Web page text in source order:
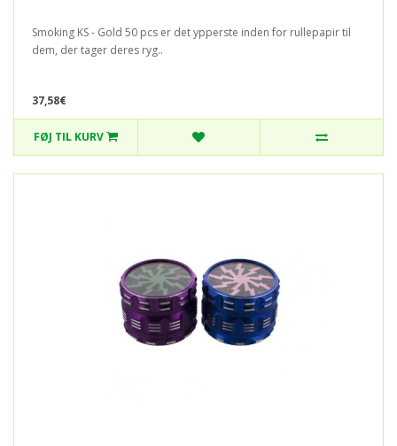
Smoking KS - Gold 50 pcs er det ypperste inden for rullepapir til
dem, der tager deres ryg..
37,58€
FØJ TIL KURV